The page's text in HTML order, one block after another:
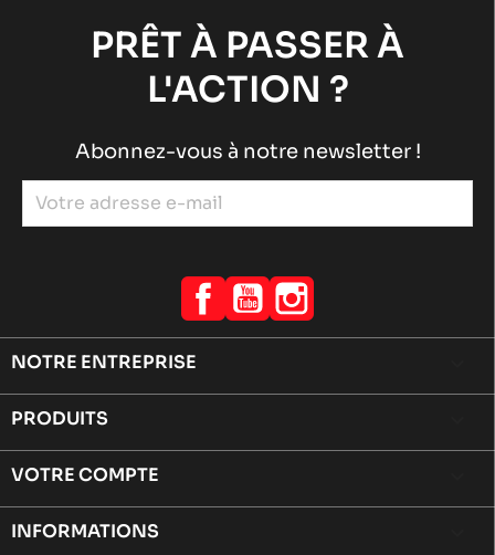
PRÊT À PASSER À
L'ACTION ?
Abonnez-vous à notre newsletter !
Facebook
YouTube
NOTRE ENTREPRISE
PRODUITS
VOTRE COMPTE
INFORMATIONS